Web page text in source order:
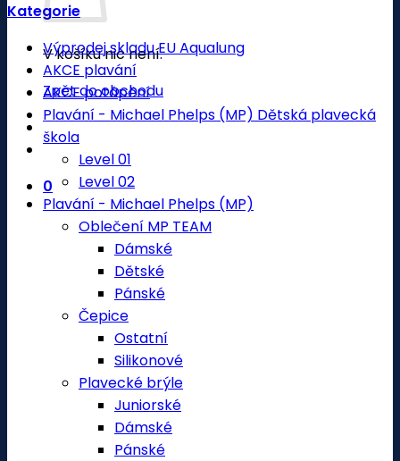
V košíku nic není.
Zpět do obchodu
0
Kategorie
Výprodej skladu EU Aqualung
AKCE plavání
AKCE potápění
Plavání - Michael Phelps (MP) Dětská plavecká
škola
Level 01
Level 02
Plavání - Michael Phelps (MP)
Oblečení MP TEAM
Dámské
Dětské
Pánské
Čepice
Ostatní
Silikonové
Plavecké brýle
Juniorské
Dámské
Pánské